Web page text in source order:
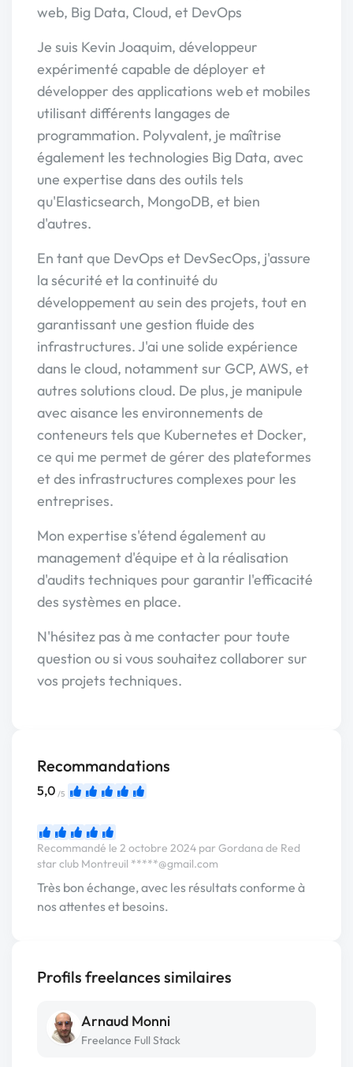
web, Big Data, Cloud, et DevOps
Je suis Kevin Joaquim, développeur
expérimenté capable de déployer et
développer des applications web et mobiles
utilisant différents langages de
programmation. Polyvalent, je maîtrise
également les technologies Big Data, avec
une expertise dans des outils tels
qu'Elasticsearch, MongoDB, et bien
d'autres.
En tant que DevOps et DevSecOps, j'assure
la sécurité et la continuité du
développement au sein des projets, tout en
garantissant une gestion fluide des
infrastructures. J'ai une solide expérience
dans le cloud, notamment sur GCP, AWS, et
autres solutions cloud. De plus, je manipule
avec aisance les environnements de
conteneurs tels que Kubernetes et Docker,
ce qui me permet de gérer des plateformes
et des infrastructures complexes pour les
entreprises.
Mon expertise s'étend également au
management d'équipe et à la réalisation
d'audits techniques pour garantir l'efficacité
des systèmes en place.
N'hésitez pas à me contacter pour toute
question ou si vous souhaitez collaborer sur
vos projets techniques.
Recommandations
5,0 /5
Recommandé le 2 octobre 2024 par Gordana de Red
star club Montreuil *****@gmail.com
Très bon échange, avec les résultats conforme à
nos attentes et besoins.
Profils freelances similaires
Arnaud Monni
Freelance Full Stack